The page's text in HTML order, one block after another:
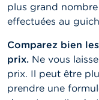
plus grand
effectuées au
Comparez bien
prix. Ne vous
prix. Il peut être
prendre une